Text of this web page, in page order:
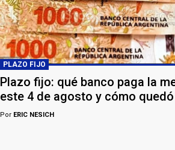
PLAZO FIJO
Plazo fijo: qué banco paga la
este 4 de agosto y cómo
Por ERIC NESICH